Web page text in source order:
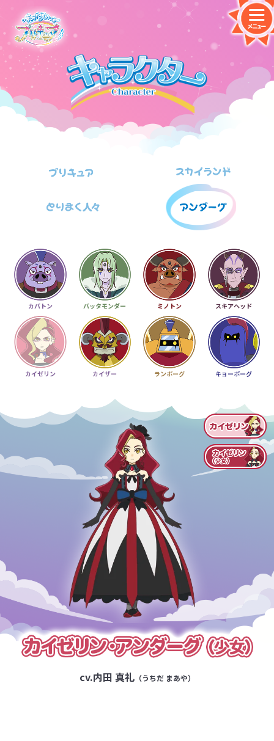
カバトン バッタモンダー ミノトン スキアヘッド
カイゼリン カイザー ランボーグ キョーボーグ
cv.内田 真礼（うちだ まあや）